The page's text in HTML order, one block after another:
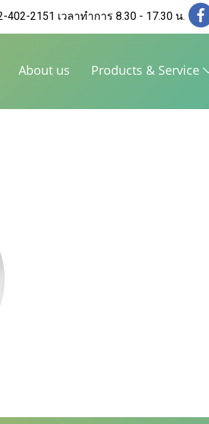
402-2151 เวลาทำการ 8.30 - 17.30 น.
About us Products & Service